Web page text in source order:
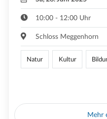
10:00 - 12:00 Uhr
Schloss Meggenhorn
Natur Kultur
Mehr